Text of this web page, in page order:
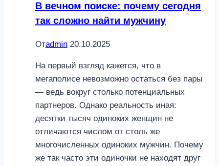
В вечном поиске: почему сегодня
так сложно найти мужчину
Отadmin 20.10.2025
На первый взгляд кажется, что в
мегаполисе невозможно остаться без пары
— ведь вокруг столько потенциальных
партнеров. Однако реальность иная:
десятки тысяч одиноких женщин не
отличаются числом от столь же
многочисленных одиноких мужчин. Почему
же так часто эти одиночки не находят друг